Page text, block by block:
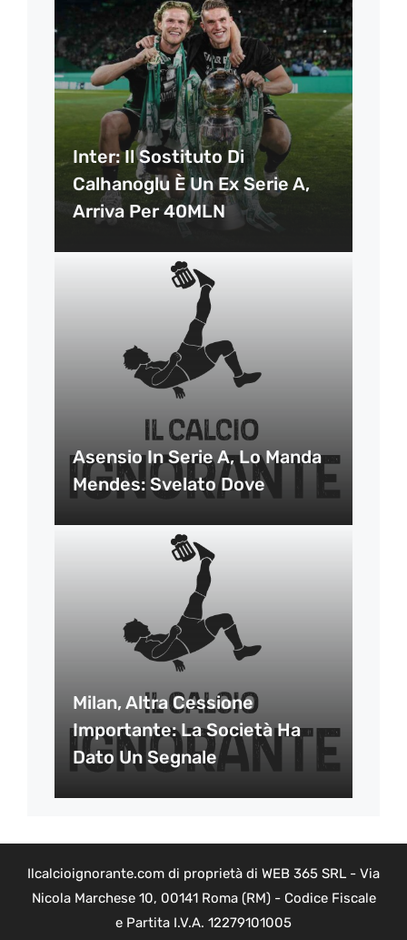
Inter: Il Sostituto Di
Calhanoglu È Un Ex Serie A,
Arriva Per 40MLN
Asensio In Serie A, Lo Manda
Mendes: Svelato Dove
Milan, Altra Cessione
Importante: La Società Ha
Dato Un Segnale
Ilcalcioignorante.com di proprietà di WEB 365 SRL - Via
Nicola Marchese 10, 00141 Roma (RM) - Codice Fiscale
e Partita I.V.A. 12279101005